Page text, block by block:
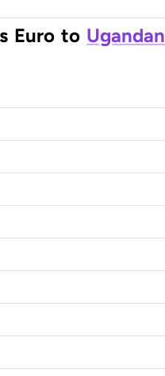
Euro to Ugandan